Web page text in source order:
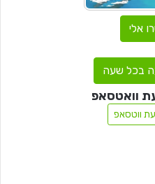
אלי
בכל שעה
וואטסאפ
ווטסאפ